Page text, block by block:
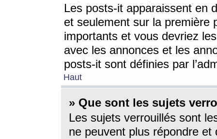
Les posts-it apparaissent en
et seulement sur la première
importants et vous devriez
avec les annonces et les
posts-it sont définies par
Haut
» Que sont les sujets
Les sujets verrouillés sont
ne peuvent plus répondre